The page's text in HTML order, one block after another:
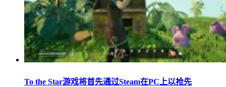
To the Star游戏将首先通过Steam在PC上以抢先